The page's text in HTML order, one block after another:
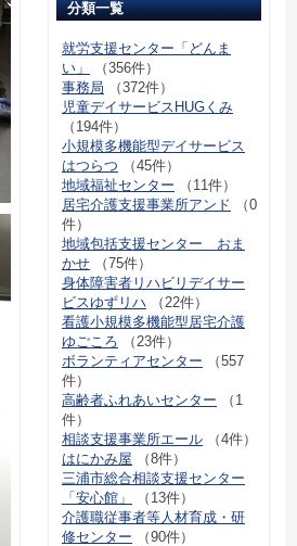
分類一覧
就労支援センター「どんま
い」
（356件）
事務局 （372件）
児童デイサービスHUGくみ
（194件）
小規模多機能型デイサービス
はつらつ （45件）
地域福祉センター （11件）
居宅介護支援事業所アンド （0
件）
地域包括支援センター おま
かせ （75件）
身体障害者リハビリデイサー
ビスゆずリハ （22件）
看護小規模多機能型居宅介護
ゆごころ （23件）
ボランティアセンター （557
件）
高齢者ふれあいセンター （1
件）
相談支援事業所エール （4件）
はにかみ屋 （8件）
三浦市総合相談支援センター
「安心館」
（13件）
介護職従事者等人材育成・研
修センター （90件）